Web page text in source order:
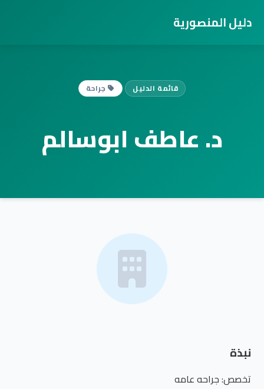
دليل المنصورية
قائمة الدليل جراحة
د. عاطف ابوسالم
نبذة
تخصص: جراحه عامه